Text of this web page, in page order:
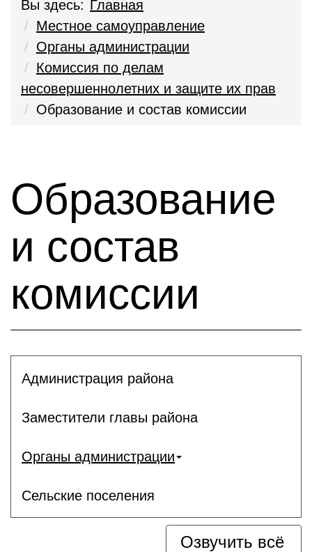
Вы здесь: Главная
Местное самоуправление
Органы администрации
Комиссия по делам
несовершеннолетних и защите их прав
Образование и состав комиссии
Образование
и состав
комиссии
Администрация района
Заместители главы района
Органы администрации
Сельские поселения
Озвучить всё